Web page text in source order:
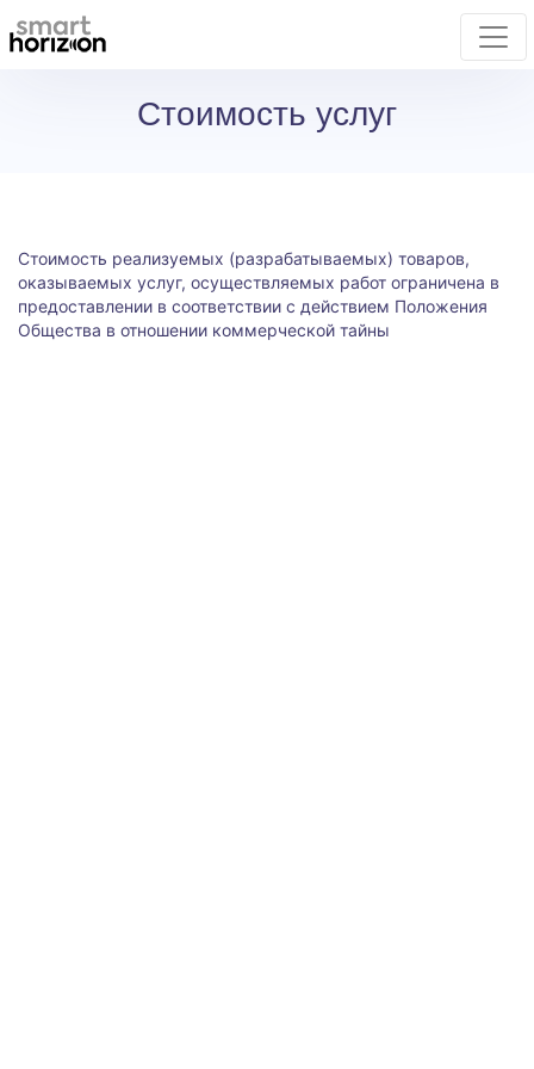
Стоимость услуг
Стоимость реализуемых (разрабатываемых) товаров,
оказываемых услуг, осуществляемых работ ограничена в
предоставлении в соответствии с действием Положения
Общества в отношении коммерческой тайны